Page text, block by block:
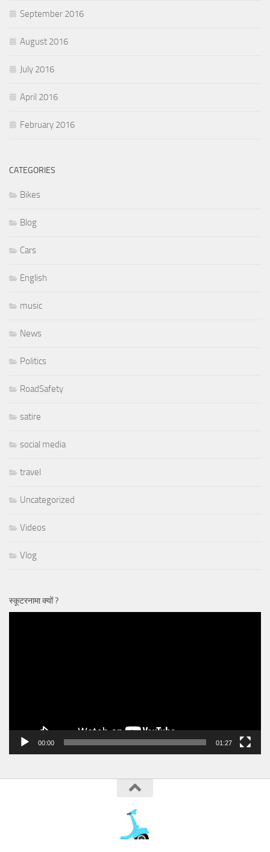
September 2016
August 2016
July 2016
April 2016
February 2016
CATEGORIES
Bikes
Blog
Cars
English
music
News
Politics
RoadSafety
satire
social media
travel
Uncategorized
Videos
Vlog
स्कूटरनामा क्यों ?
00:00 01:27